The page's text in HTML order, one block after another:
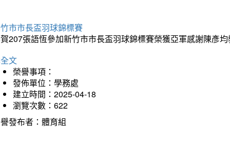
市市長盃羽球錦標賽
207張語恆參加新竹市市長盃羽球錦標賽榮獲亞軍感謝陳彥
文
榮譽事項：
發佈單位：學務處
建立時間：2025-04-18
瀏覽次數：622
發布者：體育組